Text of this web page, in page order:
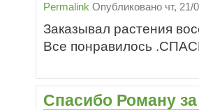
Permalink Опубликовано чт, 21/
Заказывал растения
Все понравилось
Спасибо Роману за